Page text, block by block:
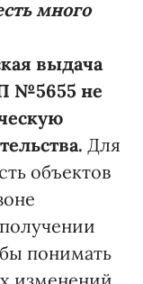
много
выдача
№5655 не
Для
объектов
понимать